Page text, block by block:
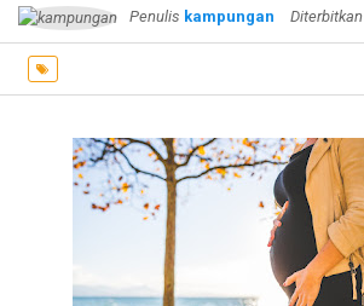
Penulis kampungan Diterbitkan